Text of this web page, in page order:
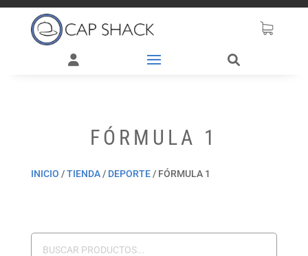
FÓRMULA 1
INICIO /TIENDA/ DEPORTE/ FÓRMULA 1